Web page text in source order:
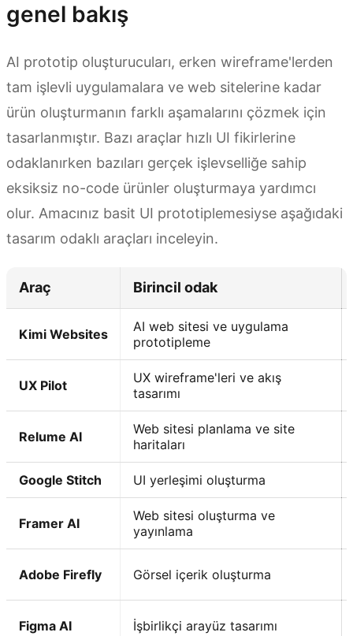
genel bakış
AI prototip oluşturucuları, erken wireframe'lerden
tam işlevli uygulamalara ve web sitelerine kadar
ürün oluşturmanın farklı aşamalarını çözmek için
tasarlanmıştır. Bazı araçlar hızlı UI fikirlerine
odaklanırken bazıları gerçek işlevselliğe sahip
eksiksiz no-code ürünler oluşturmaya yardımcı
olur. Amacınız basit UI prototiplemesiyse aşağıdaki
tasarım odaklı araçları inceleyin.
Araç Birincil odak
Kimi Websites
AI web sitesi ve uygulama
prototipleme
UX Pilot
UX wireframe'leri ve akış
tasarımı
Relume AI
Web sitesi planlama ve site
haritaları
Google Stitch UI yerleşimi oluşturma
Framer AI
Web sitesi oluşturma ve
yayınlama
Adobe Firefly Görsel içerik oluşturma
Figma AI İşbirlikçi arayüz tasarımı